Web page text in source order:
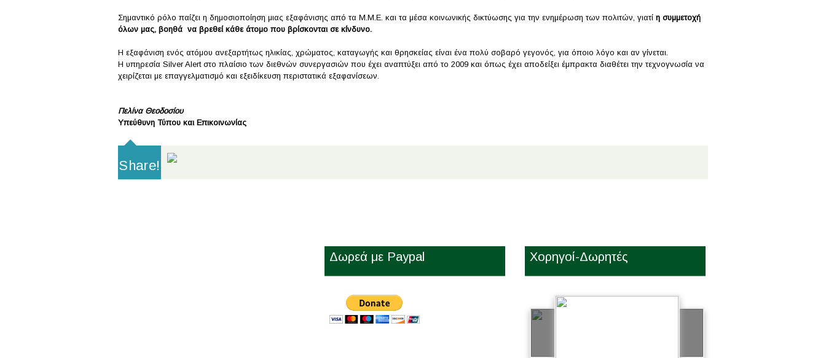
Σημαντικό ρόλο παίζει η δημοσιοποίηση μιας εξαφάνισης από τα Μ.Μ.Ε. και τα μέσα κοινωνικής δικτύωσης για την ενημέρωση των πολιτών, γιατί η συμμετοχή
όλων μας, βοηθά να βρεθεί κάθε άτομο που βρίσκονται σε κίνδυνο.
Η εξαφάνιση ενός ατόμου ανεξαρτήτως ηλικίας, χρώματος, καταγωγής και θρησκείας είναι ένα πολύ σοβαρό γεγονός, για όποιο λόγο και αν γίνεται.
Η υπηρεσία Silver Alert στο πλαίσιο των διεθνών συνεργασιών που έχει αναπτύξει από το 2009 και όπως έχει αποδείξει έμπρακτα διαθέτει την τεχνογνωσία να
χειρίζεται με επαγγελματισμό και εξειδίκευση περιστατικά εξαφανίσεων.
Πελίνα Θεοδοσίου
Υπεύθυνη Τύπου και Επικοινωνίας
Share!
Δωρεά με Paypal Χορηγοί-Δωρητές